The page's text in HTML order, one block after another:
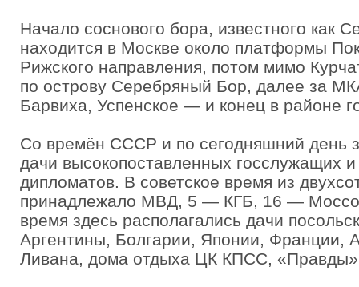
Начало соснового бора, известного как
находится в Москве около платформы
Рижского направления, потом мимо
по острову Серебряный Бор, далее за
Барвиха, Успенское — и конец в районе
Со времён СССР и по сегодняшний день
дачи высокопоставленных госслужащих
дипломатов. В советское время из
принадлежало МВД, 5 — КГБ, 16 —
время здесь располагались дачи
Аргентины, Болгарии, Японии, Франции,
Ливана, дома отдыха ЦК КПСС,